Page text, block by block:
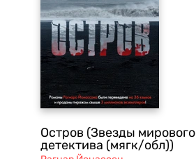
Остров (Звезды мирового
детектива (мягк/обл))